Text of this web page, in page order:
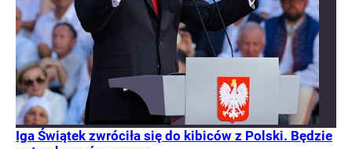
Iga Świątek zwróciła się do kibiców z Polski. Będzie